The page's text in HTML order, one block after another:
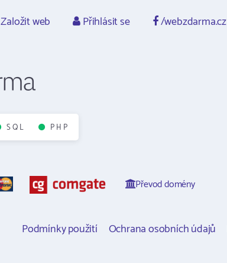
Založit web Přihlásit se /webzdarma.cz
SQL PHP
Převod domény
Podmínky použití Ochrana osobních údajů